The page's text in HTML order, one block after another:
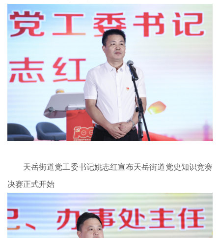
天岳街道党工委书记姚志红宣布天岳街道党史知识竞赛
决赛正式开始